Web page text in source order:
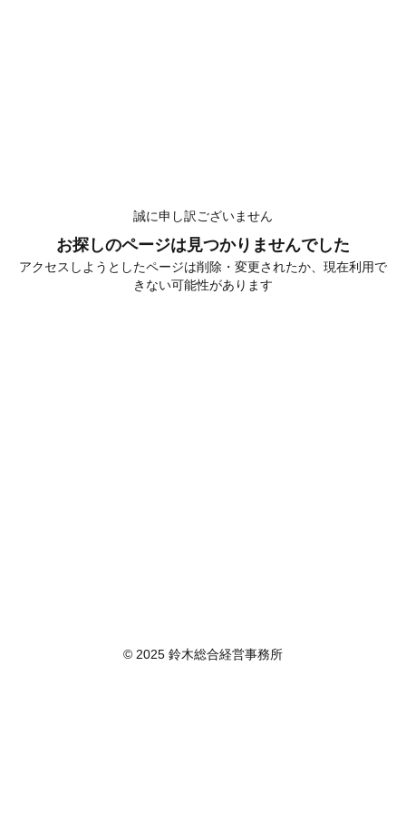
誠に申し訳ございません
お探しのページは見つかりませんでした
アクセスしようとしたページは削除・変更されたか、現在利用で
きない可能性があります
© 2025 鈴木総合経営事務所